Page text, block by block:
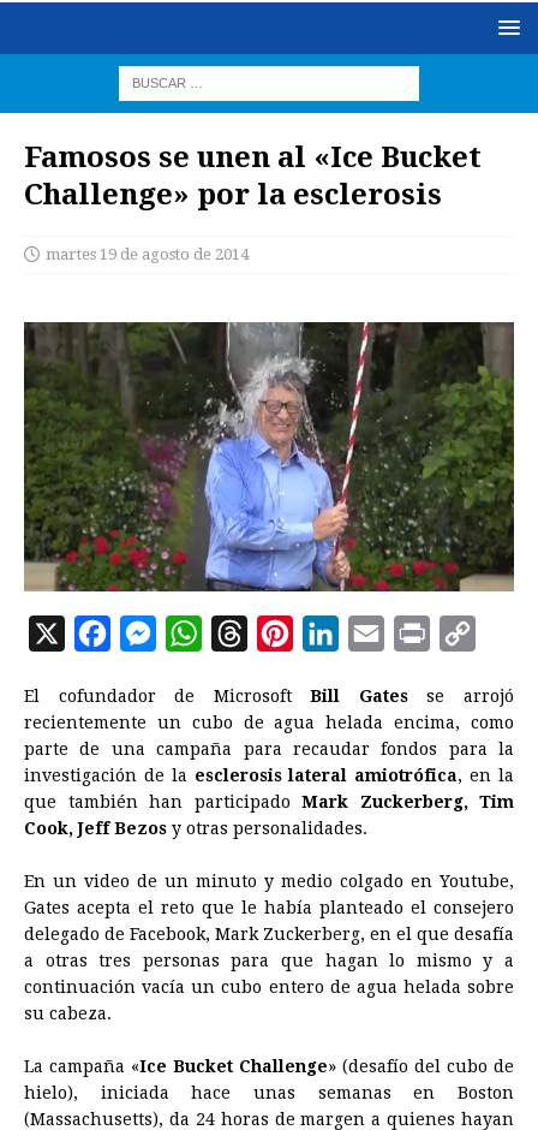
Famosos se unen al «Ice Bucket
Challenge» por la esclerosis
martes 19 de agosto de 2014
X
c
e
b
o
k
M
s
e
n
e
r
W
t
s
A
p
r
e
a
d
t
e
r
s
t
n
k
e
d
n
a
i
l
i
n
t
p
y
L
k
El cofundador de MicrosoftBill Gatesse arrojó
recientemente un cubo de agua helada encima, como
parte de una campaña para recaudar fondos para la
investigación de la esclerosis lateral amiotrófica, en la
que también han participado Mark Zuckerberg, Tim
Cook, Jeff Bezos y otras personalidades.
En un video de un minuto y medio colgado en Youtube,
Gates acepta el reto que le había planteado el consejero
delegado de Facebook, Mark Zuckerberg, en el que desafía
a otras tres personas para que hagan lo mismo y a
continuación vacía un cubo entero de agua helada sobre
su cabeza.
La campaña «Ice Bucket Challenge» (desafío del cubo de
hielo), iniciada hace unas semanas en Boston
(Massachusetts), da 24 horas de margen a quienes hayan